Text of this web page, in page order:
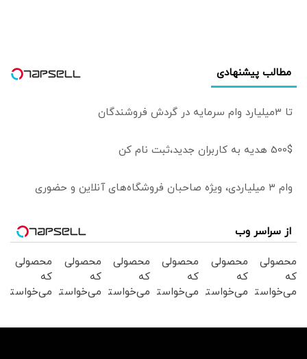
مطالب پیشنهادی
تا 3میلیارد وام سرمایه در گردش فروشندگان
500$ هدیه به کاربران جدید،ثبت نام کن
وام ۳ میلیاردی، ویژه صاحبان فروشگاه‌های آنلاین و حضوری
از سراسر وب
محصولی
که
می‌خواستی
محصولی
که
می‌خواستی
محصولی
که
می‌خواستی
محصولی
که
می‌خواستی
محصولی
که
می‌خواستی
محصولی
که
می‌خواستی